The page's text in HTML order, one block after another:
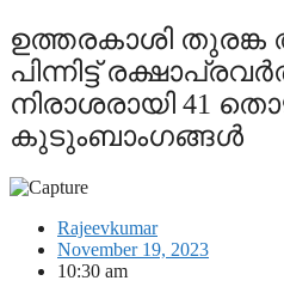
ഉത്തരകാശി തുരങ്ക
പിന്നിട്ട്
നിരാശരായി 41
കുടുംബാംഗങ്ങള്‍
Rajeevkumar
November 19, 2023
10:30 am